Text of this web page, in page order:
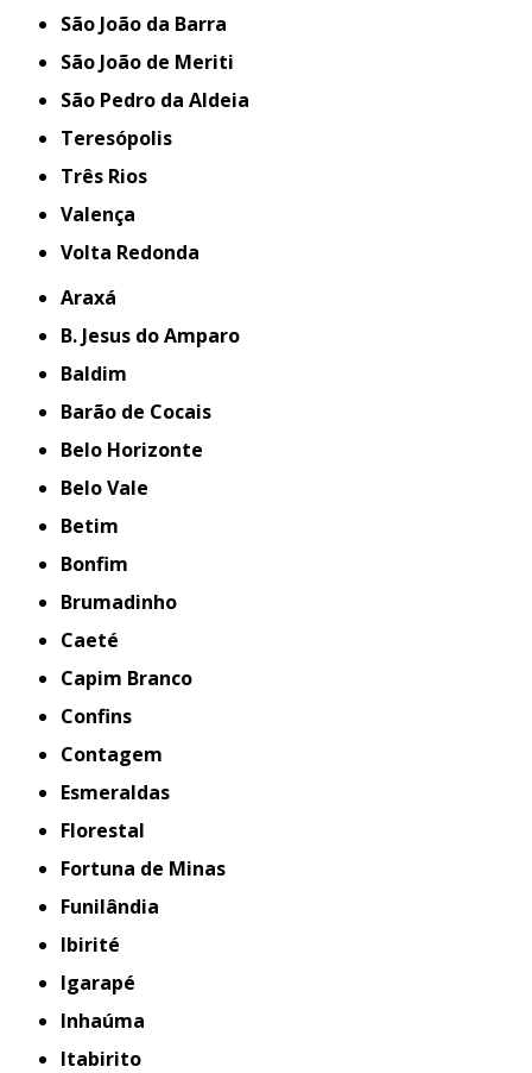
São João da Barra
São João de Meriti
São Pedro da Aldeia
Teresópolis
Três Rios
Valença
Volta Redonda
Araxá
B. Jesus do Amparo
Baldim
Barão de Cocais
Belo Horizonte
Belo Vale
Betim
Bonfim
Brumadinho
Caeté
Capim Branco
Confins
Contagem
Esmeraldas
Florestal
Fortuna de Minas
Funilândia
Ibirité
Igarapé
Inhaúma
Itabirito